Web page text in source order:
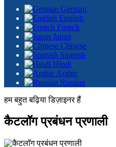
German
English
French
Japan
Chinese
Spanish
Hindi
Arabic
Russian
हम बहुत बढ़िया डिज़ाइनर हैं
कैटलॉग प्रबंधन प्रणाली